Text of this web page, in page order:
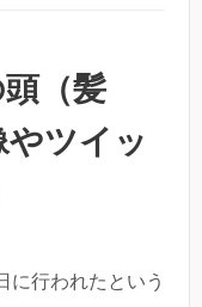
（髪
ツイッ
に行われたという